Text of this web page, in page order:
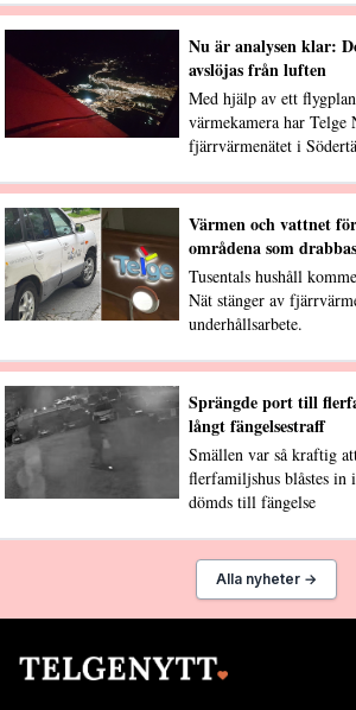
Nu är analysen klar:
avslöjas från luften
Med hjälp av ett
värmekamera har Telge
fjärrvärmenätet i
Värmen och vattnet
områdena som drabbas
Tusentals hushåll
Nät stänger av
underhållsarbete.
Sprängde port till
långt fängelsestraff
Smällen var så kraftig
flerfamiljshus blåstes in
dömds till fängelse
Alla nyheter →